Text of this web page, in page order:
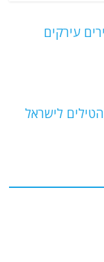
עירקים
לישראל